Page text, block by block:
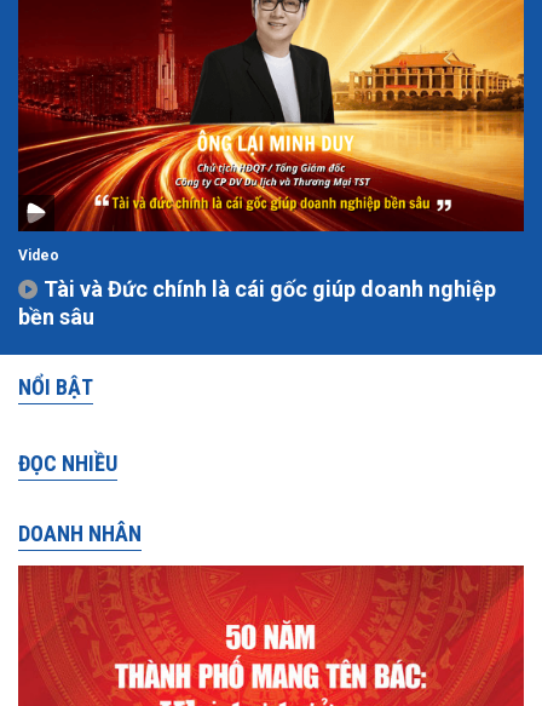
Video
Tài và Đức chính là cái gốc giúp doanh nghiệp
bền sâu
NỔI BẬT
ĐỌC NHIỀU
DOANH NHÂN